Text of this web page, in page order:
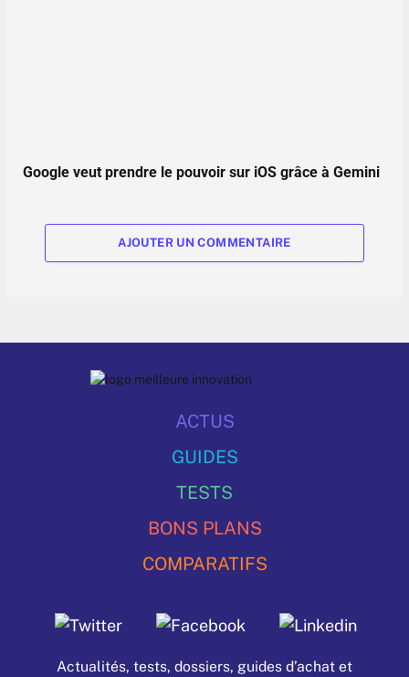
Google veut prendre le pouvoir sur iOS grâce à Gemini
AJOUTER UN COMMENTAIRE
ACTUS
GUIDES
TESTS
BONS PLANS
COMPARATIFS
Actualités, tests, dossiers, guides d’achat et